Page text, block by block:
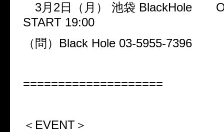
3月 2日（月） 池袋 BlackHole
START 19:00
（問） Black Hole 03-5955-7396
====================
＜ EVENT ＞